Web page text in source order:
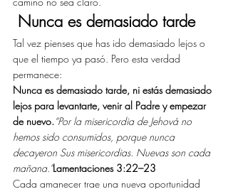
Nunca es demasiado tarde
Tal vez pienses que has ido demasiado lejos o
que el tiempo ya pasó. Pero esta verdad
permanece:
Nunca es demasiado tarde, ni estás demasiado
lejos para levantarte, venir al Padre y empezar
de nuevo.“Por la misericordia de Jehová no
hemos sido consumidos, porque nunca
decayeron Sus misericordias. Nuevas son cada
mañana.”Lamentaciones 3:22–23
Cada amanecer trae una nueva oportunidad